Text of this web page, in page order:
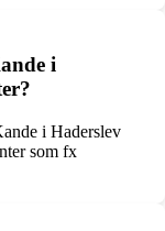
i
i Haderslev
som fx